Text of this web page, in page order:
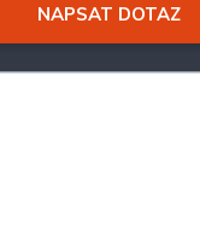
NAPSAT DOTAZ